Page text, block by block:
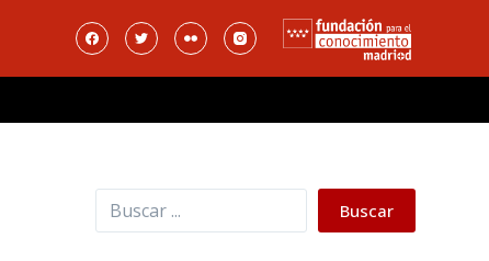
Buscar Buscar